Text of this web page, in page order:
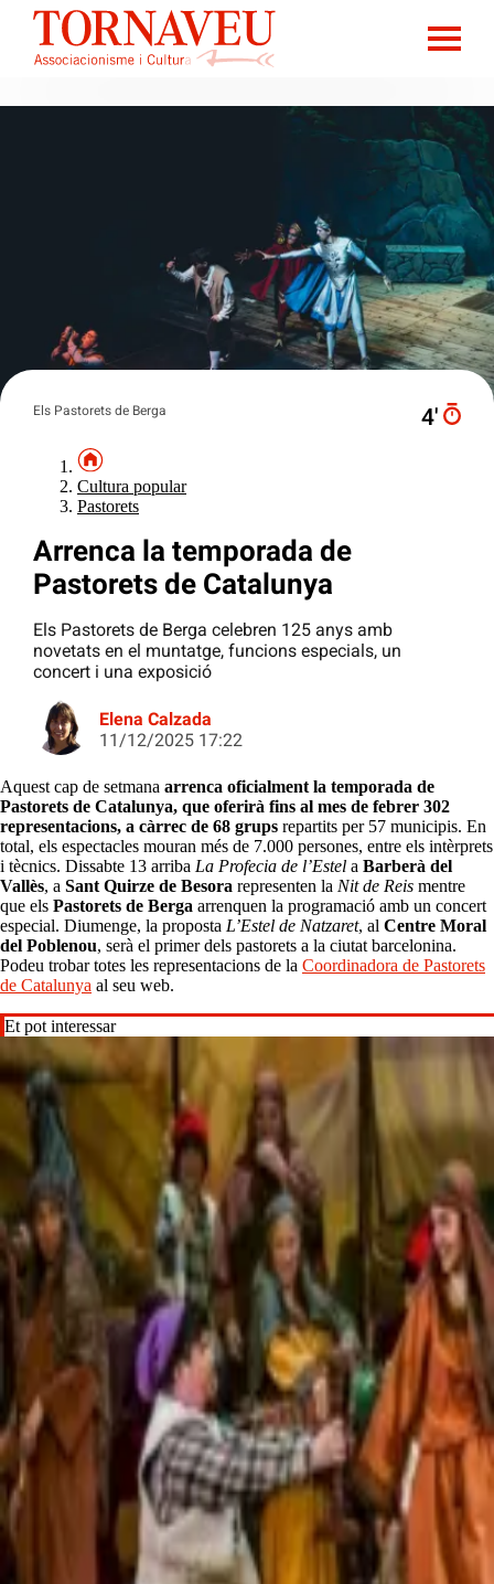
Els Pastorets de Berga 4′
Cultura popular
Pastorets
Arrenca la temporada de
Pastorets de Catalunya
Els Pastorets de Berga celebren 125 anys amb
novetats en el muntatge, funcions especials, un
concert i una exposició
Elena Calzada
11/12/2025 17:22
Aquest cap de setmana arrenca oficialment la temporada de
Pastorets de Catalunya, que oferirà fins al mes de febrer 302
representacions, a càrrec de 68 grups repartits per 57 municipis. En
total, els espectacles mouran més de 7.000 persones, entre els intèrprets
i tècnics. Dissabte 13 arriba La Profecia de l’Estel a Barberà del
Vallès, a Sant Quirze de Besora representen la Nit de Reis mentre
que els Pastorets de Berga arrenquen la programació amb un concert
especial. Diumenge, la proposta L’Estel de Natzaret, al Centre Moral
del Poblenou, serà el primer dels pastorets a la ciutat barcelonina.
Podeu trobar totes les representacions de la Coordinadora de Pastorets
de Catalunya al seu web.
Et pot interessar